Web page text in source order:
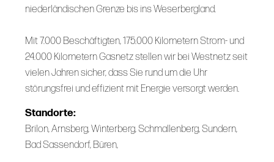
niederländischen Grenze bis ins Weserbergland.
Mit 7.000 Beschäftigten, 175.000 Kilometern Strom- und
24.000 Kilometern Gasnetz stellen wir bei Westnetz seit
vielen Jahren sicher, dass Sie rund um die Uhr
störungsfrei und effizient mit Energie versorgt werden.
Standorte:
Brilon, Arnsberg, Winterberg, Schmallenberg, Sundern,
Bad Sassendorf, Büren,